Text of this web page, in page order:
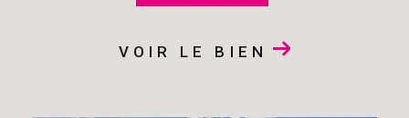
VOIR LE BIEN